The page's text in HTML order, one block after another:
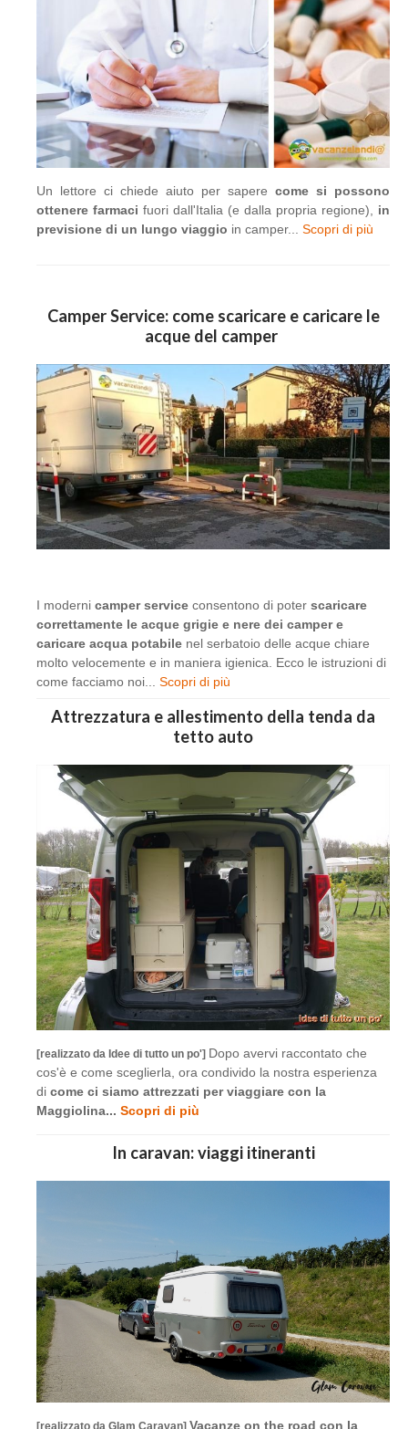
Un lettore ci chiede aiuto per sapere come si possono
ottenere farmaci fuori dall'Italia (e dalla propria regione), in
previsione di un lungo viaggio in camper... Scopri di più
Camper Service: come scaricare e caricare le
acque del camper
I moderni camper service consentono di poter scaricare
correttamente le acque grigie e nere dei camper e
caricare acqua potabile nel serbatoio delle acque chiare
molto velocemente e in maniera igienica. Ecco le istruzioni di
come facciamo noi... Scopri di più
Attrezzatura e allestimento della tenda da
tetto auto
[realizzato da Idee di tutto un po'] Dopo avervi raccontato che
cos'è e come sceglierla, ora condivido la nostra esperienza
di come ci siamo attrezzati per viaggiare con la
Maggiolina... Scopri di più
In caravan: viaggi itineranti
[realizzato da Glam Caravan] Vacanze on the road con la